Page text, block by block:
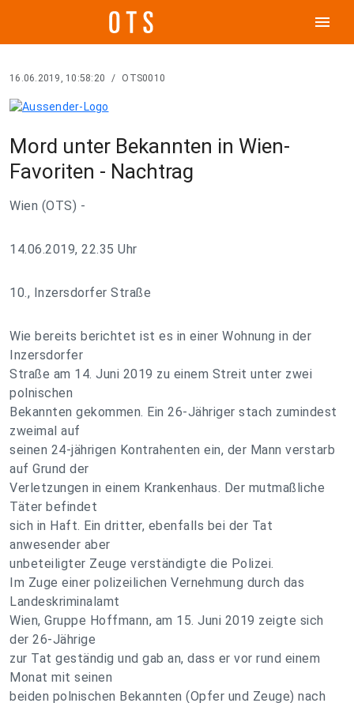
menu
16.06.2019, 10:58:20 / OTS0010
Mord unter Bekannten in Wien-
Favoriten - Nachtrag
Wien (OTS) -
14.06.2019, 22.35 Uhr
10., Inzersdorfer Straße
Wie bereits berichtet ist es in einer Wohnung in der
Inzersdorfer
Straße am 14. Juni 2019 zu einem Streit unter zwei
polnischen
Bekannten gekommen. Ein 26-Jähriger stach zumindest
zweimal auf
seinen 24-jährigen Kontrahenten ein, der Mann verstarb
auf Grund der
Verletzungen in einem Krankenhaus. Der mutmaßliche
Täter befindet
sich in Haft. Ein dritter, ebenfalls bei der Tat
anwesender aber
unbeteiligter Zeuge verständigte die Polizei.
Im Zuge einer polizeilichen Vernehmung durch das
Landeskriminalamt
Wien, Gruppe Hoffmann, am 15. Juni 2019 zeigte sich
der 26-Jährige
zur Tat geständig und gab an, dass er vor rund einem
Monat mit seinen
beiden polnischen Bekannten (Opfer und Zeuge) nach